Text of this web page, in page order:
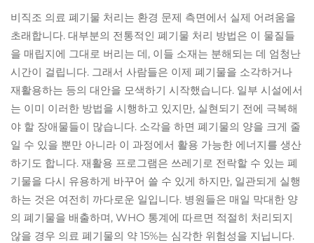
역할을 하며, 환자와
의료진에게 더 안전
한 환경을 제공합니
다.
비직조 의료 폐기물 처리는 환경 문제 측면에서 실제 어려움을
초래합니다. 대부분의 전통적인 폐기물 처리 방법은 이 물질들
을 매립지에 그대로 버리는 데, 이들 소재는 분해되는 데 엄청난
시간이 걸립니다. 그래서 사람들은 이제 폐기물을 소각하거나
재활용하는 등의 대안을 모색하기 시작했습니다. 일부 시설에서
는 이미 이러한 방법을 시행하고 있지만, 실현되기 전에 극복해
야 할 장애물들이 많습니다. 소각을 하면 폐기물의 양을 크게 줄
일 수 있을 뿐만 아니라 이 과정에서 활용 가능한 에너지를 생산
하기도 합니다. 재활용 프로그램은 쓰레기로 전락할 수 있는 폐
기물을 다시 유용하게 바꾸어 쓸 수 있게 하지만, 일관되게 실행
하는 것은 여전히 까다로운 일입니다. 병원들은 매일 막대한 양
의 폐기물을 배출하며, WHO 통계에 따르면 적절히 처리되지
않을 경우 의료 폐기물의 약 15%는 심각한 위험성을 지닙니다.